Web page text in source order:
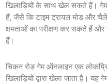
खिलाड़ियों के साथ खेल सकते हैं। गेम
हैं, जैसे कि टाइम ट्रायल मोड और
क्षमताओं का परीक्षण कर सकते हैं
हैं।
चिकन रोड गेम ऑनलाइन एक
खिलाड़ियों द्वारा खेला जाता है।